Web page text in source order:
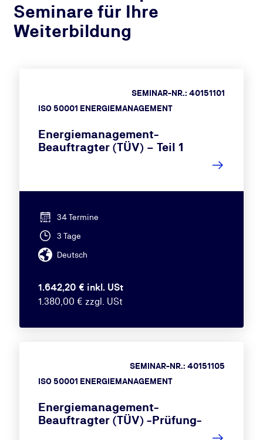
Seminare für Ihre
Weiterbildung
ISO 50001 ENERGIEMANAGEMENT
SEMINAR-NR.: 40151101
Energiemanagement-
Beauftragter (TÜV) – Teil 1
34 Termine
3 Tage
Deutsch
1.642,20 € inkl. USt
1.380,00 € zzgl. USt
ISO 50001 ENERGIEMANAGEMENT
SEMINAR-NR.: 40151105
Energiemanagement-
Beauftragter (TÜV) -Prüfung-